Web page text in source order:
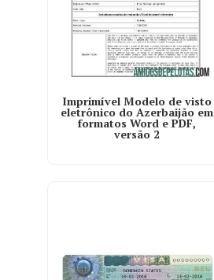
Imprimível Modelo de visto
eletrônico do Azerbaijão em
formatos Word e PDF,
versão 2